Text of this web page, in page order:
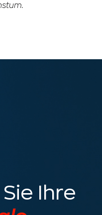
Ihre